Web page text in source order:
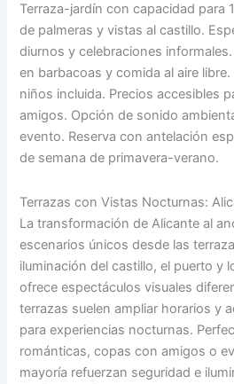
Terraza-jardín con capacidad para
de palmeras y vistas al castillo.
diurnos y celebraciones
en barbacoas y comida al aire
niños incluida. Precios accesibles
amigos. Opción de sonido
evento. Reserva con antelación
de semana de primavera-verano.
Terrazas con Vistas Nocturnas:
La transformación de Alicante al
escenarios únicos desde las
iluminación del castillo, el puerto y
ofrece espectáculos visuales
terrazas suelen ampliar horarios y
para experiencias nocturnas.
románticas, copas con amigos o
mayoría refuerzan seguridad e